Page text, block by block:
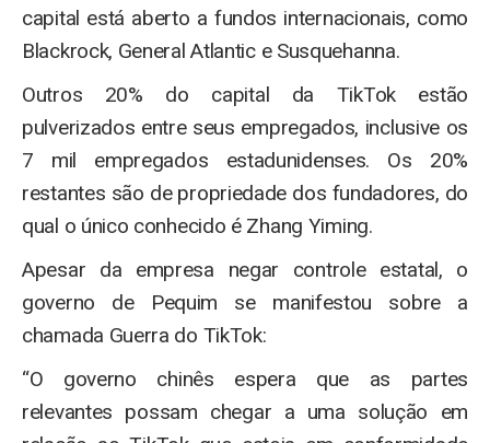
capital está aberto a fundos internacionais, como
Blackrock, General Atlantic e Susquehanna.
Outros 20% do capital da TikTok estão
pulverizados entre seus empregados, inclusive os
7 mil empregados estadunidenses. Os 20%
restantes são de propriedade dos fundadores, do
qual o único conhecido é Zhang Yiming.
Apesar da empresa negar controle estatal, o
governo de Pequim se manifestou sobre a
chamada Guerra do TikTok:
“O governo chinês espera que as partes
relevantes possam chegar a uma solução em